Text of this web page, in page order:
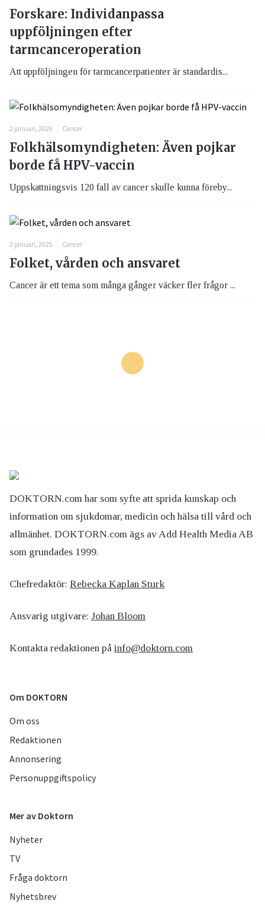
Forskare: Individanpassa
uppföljningen efter
tarmcanceroperation
Att uppföljningen för tarmcancerpatienter är standardis...
2 januari, 2025 Cancer
Folkhälsomyndigheten: Även pojkar
borde få HPV-vaccin
Uppskattningsvis 120 fall av cancer skulle kunna föreby...
2 januari, 2025 Cancer
Folket, vården och ansvaret
Cancer är ett tema som många gånger väcker fler frågor ...
DOKTORN.com har som syfte att sprida kunskap och
information om sjukdomar, medicin och hälsa till vård och
allmänhet. DOKTORN.com ägs av Add Health Media AB
som grundades 1999.
Chefredaktör: Rebecka Kaplan Sturk
Ansvarig utgivare: Johan Bloom
Kontakta redaktionen på info@doktorn.com
Om DOKTORN
Om oss
Redaktionen
Annonsering
Personuppgiftspolicy
Mer av Doktorn
Nyheter
TV
Fråga doktorn
Nyhetsbrev